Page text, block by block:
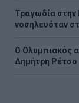
Τραγωδία
νοσηλευόταν
O Ολυμπιακός
Δημήτρη Ρέτσο